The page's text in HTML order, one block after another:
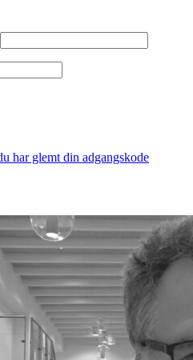
har glemt din adgangskode